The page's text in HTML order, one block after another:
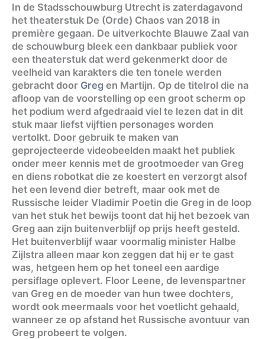
In de Stadsschouwburg Utrecht is zaterdagavond
het theaterstuk De (Orde) Chaos van 2018 in
première gegaan. De uitverkochte Blauwe Zaal van
de schouwburg bleek een dankbaar publiek voor
een theaterstuk dat werd gekenmerkt door de
veelheid van karakters die ten tonele werden
gebracht door Greg en Martijn. Op de titelrol die na
afloop van de voorstelling op een groot scherm op
het podium werd afgedraaid viel te lezen dat in dit
stuk maar liefst vijftien personages worden
vertolkt. Door gebruik te maken van
geprojecteerde videobeelden maakt het publiek
onder meer kennis met de grootmoeder van Greg
en diens robotkat die ze koestert en verzorgt alsof
het een levend dier betreft, maar ook met de
Russische leider Vladimir Poetin die Greg in de loop
van het stuk het bewijs toont dat hij het bezoek van
Greg aan zijn buitenverblijf op prijs heeft gesteld.
Het buitenverblijf waar voormalig minister Halbe
Zijlstra alleen maar kon zeggen dat hij er te gast
was, hetgeen hem op het toneel een aardige
persiflage oplevert. Floor Leene, de levenspartner
van Greg en de moeder van hun twee dochters,
wordt ook meermaals voor het voetlicht gehaald,
wanneer ze op afstand het Russische avontuur van
Greg probeert te volgen.